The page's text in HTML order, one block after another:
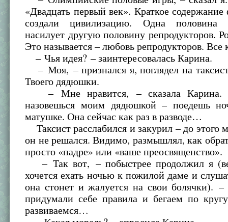
«Двадцать первый век». Краткое
создали цивилизацию. Одна половина
насилует другую половину репродукторов.
Это называется – любовь репродукторов. Все
– Чья идея? – заинтересовалась Карина.
– Моя, – признался я, поглядел на
Твоего дядюшки.
– Мне нравится, – сказала
назовешься моим дядюшкой – поедешь
матушке. Она сейчас как раз в разводе…
Таксист расслабился и закурил – до этого
он не решался. Видимо, размышлял, как
просто «падре» или «ваше преосвященство».
– Так вот, – побыстрее продолжил я
хочется ехать ночью к пожилой даме и
она стонет и жалуется на свои
придумали себе правила и бегаем по
развиваемся…